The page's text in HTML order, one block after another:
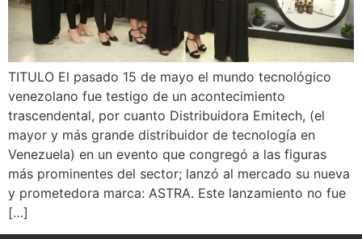
TITULO El pasado 15 de mayo el mundo tecnológico
venezolano fue testigo de un acontecimiento
trascendental, por cuanto Distribuidora Emitech, (el
mayor y más grande distribuidor de tecnología en
Venezuela) en un evento que congregó a las figuras
más prominentes del sector; lanzó al mercado su nueva
y prometedora marca: ASTRA. Este lanzamiento no fue
[…]